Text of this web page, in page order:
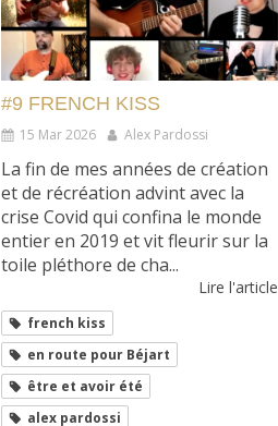
#9 FRENCH KISS
15 Mar 2026 Alex Pardossi
La fin de mes années de création
et de récréation advint avec la
crise Covid qui confina le monde
entier en 2019 et vit fleurir sur la
toile pléthore de cha...
Lire l'article
french kiss
en route pour Béjart
être et avoir été
alex pardossi